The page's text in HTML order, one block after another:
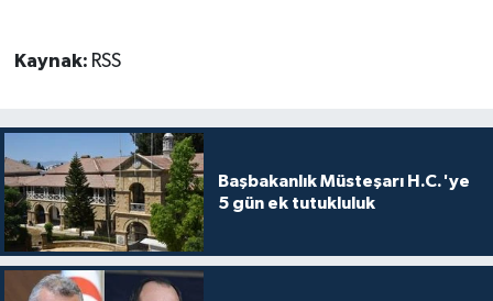
Kaynak: RSS
Başbakanlık Müsteşarı H.C.'ye
5 gün ek tutukluluk